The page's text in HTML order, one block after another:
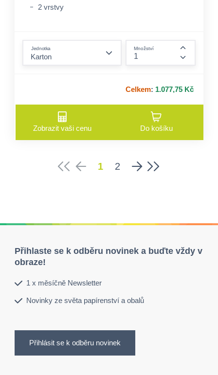
2 vrstvy
Jednotka Množství
Celkem: 1.077,75 Kč
Zobrazit vaši cenu Do košíku
1 2
Přihlaste se k odběru novinek a buďte vždy v
obraze!
1 x měsíčně Newsletter
Novinky ze světa papírenství a obalů
Přihlásit se k odběru novinek